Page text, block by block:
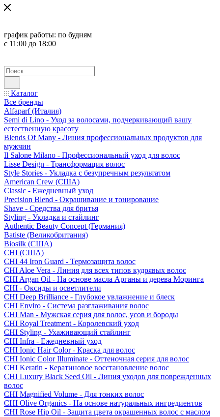
график работы: по будням
с 11:00 до 18:00
Каталог
Все бренды
Alfaparf (Италия)
Semi di Lino - Уход за волосами, подчеркивающий вашу
естественную красоту
Blends Of Many - Линия профессиональных продуктов для
мужчин
Il Salone Milano - Профессиональный уход для волос
Lisse Design - Трансформация волос
Style Stories - Укладка с безупречным результатом
American Crew (США)
Classic - Ежедневный уход
Precision Blend - Окрашивание и тонирование
Shave - Средства для бритья
Styling - Укладка и стайлинг
Authentic Beauty Concept (Германия)
Batiste (Великобритания)
Biosilk (США)
CHI (США)
CHI 44 Iron Guard - Термозащита волос
CHI Aloe Vera - Линия для всех типов кудрявых волос
CHI Argan Oil - На основе масла Арганы и дерева Моринга
CHI - Оксиды и осветлители
CHI Deep Brilliance - Глубокое увлажнение и блеск
CHI Enviro - Система разглаживания волос
CHI Man - Мужская серия для волос, усов и бороды
CHI Royal Treatment - Королевский уход
CHI Styling - Ухаживающий стайлинг
CHI Infra - Ежедневный уход
CHI Ionic Hair Color - Краска для волос
CHI Ionic Color Illuminate - Оттеночная серия для волос
CHI Keratin - Кератиновое восстановление волос
CHI Luxury Black Seed Oil - Линия уходов для поврежденных
волос
CHI Magnified Volume - Для тонких волос
CHI Olive Organics - На основе натуральных ингредиентов
CHI Rose Hip Oil - Защита цвета окрашенных волос с маслом